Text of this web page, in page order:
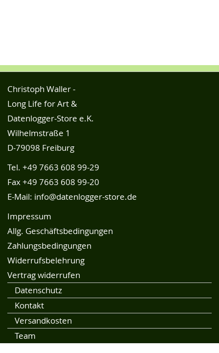
Christoph Waller -
Long Life for Art &
Datenlogger-Store e.K.
Wilhelmstraße 1
D-79098 Freiburg
Tel. +49 7663 608 99-29
Fax +49 7663 608 99-20
E-Mail: info@datenlogger-store.de
Impressum
Allg. Geschäftsbedingungen
Zahlungsbedingungen
Widerrufsbelehrung
Vertrag widerrufen
Datenschutz
Kontakt
Versandkosten
Team